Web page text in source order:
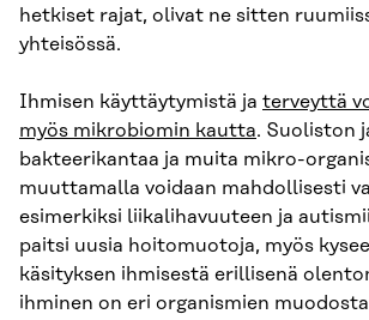
hetkiset rajat, olivat ne sitten
yhteisössä.
Ihmisen käyttäytymistä ja terveyttä
myös mikrobiomin kautta. Suoliston
bakteerikantaa ja muita mikro-
muuttamalla voidaan mahdollisesti
esimerkiksi liikalihavuuteen ja
paitsi uusia hoitomuotoja, myös
käsityksen ihmisestä erillisenä
ihminen on eri organismien